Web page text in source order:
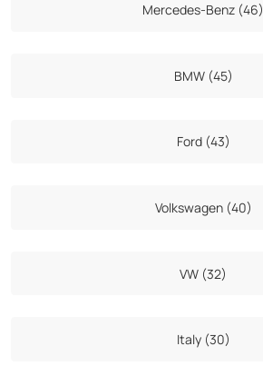
Mercedes-Benz (46)
BMW (45)
Ford (43)
Volkswagen (40)
VW (32)
Italy (30)